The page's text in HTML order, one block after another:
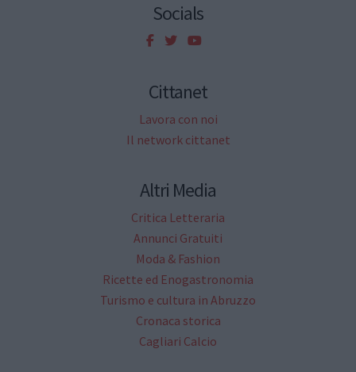
Socials
Cittanet
Lavora con noi
Il network cittanet
Altri Media
Critica Letteraria
Annunci Gratuiti
Moda & Fashion
Ricette ed Enogastronomia
Turismo e cultura in Abruzzo
Cronaca storica
Cagliari Calcio